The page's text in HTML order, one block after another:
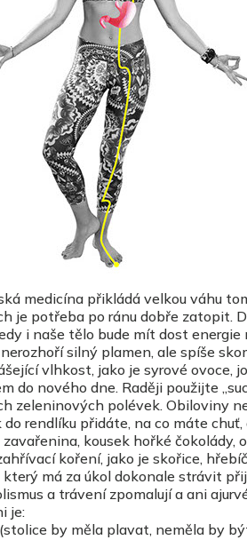
medicína přikládá velkou váhu
je potřeba po ránu dobře zatopit.
i naše tělo bude mít dost energie
silný plamen, ale spíše
vlhkost, jako je syrové ovoce,
do nového dne. Raději použijte
zeleninových polévek. Obiloviny
rendlíku přidáte, na co máte
kousek hořké čokolády,
koření, jako je skořice,
který má za úkol dokonale strávit
a trávení zpomalují a ani
je:
by měla plavat, neměla by